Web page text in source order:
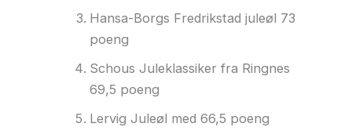
Hansa-Borgs Fredrikstad juleøl 73
poeng
Schous Juleklassiker fra Ringnes
69,5 poeng
Lervig Juleøl med 66,5 poeng